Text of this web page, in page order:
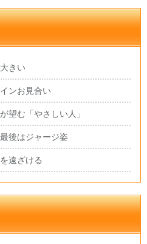
きい
ンお見合い
望む「やさしい人」
後はジャージ姿
遠ざける